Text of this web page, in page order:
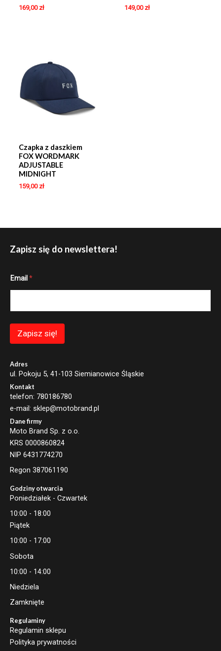
169,00 zł 149,00 zł
Czapka z daszkiem
FOX WORDMARK
ADJUSTABLE
MIDNIGHT
159,00 zł
Zapisz się do newslettera!
E
l
i
Email *
Zapisz się!
Adres
ul. Pokoju 5, 41-103 Siemianowice Śląskie
Kontakt
telefon: 780186780
e-mail: sklep@motobrand.pl
Dane firmy
Moto Brand Sp. z o.o.
KRS 0000860824
NIP 6431774270
Regon 387061190
Godziny otwarcia
Poniedziałek - Czwartek
10:00 - 18:00
Piątek
10:00 - 17:00
Sobota
10:00 - 14:00
Niedziela
Zamknięte
Regulaminy
Regulamin sklepu
Polityka prywatności